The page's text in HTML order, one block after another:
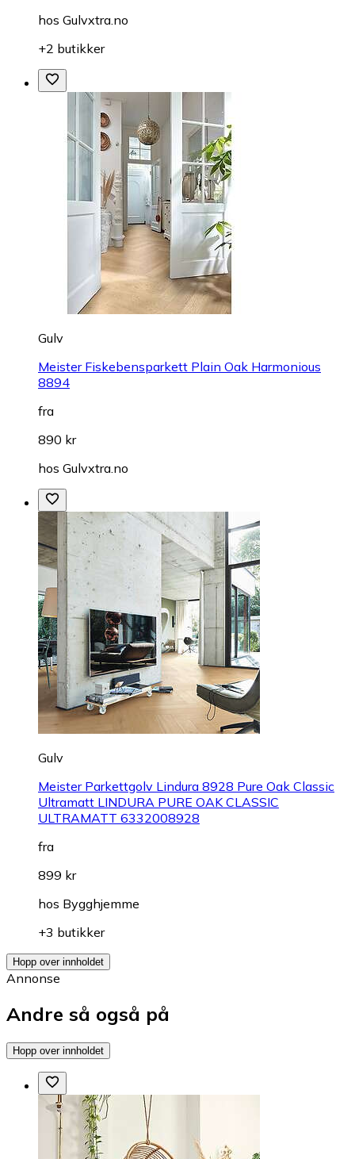
hos Gulvxtra.no
+2 butikker
Gulv
Meister Fiskebensparkett Plain Oak Harmonious
8894
fra
890 kr
hos Gulvxtra.no
Gulv
Meister Parkettgolv Lindura 8928 Pure Oak Classic
Ultramatt LINDURA PURE OAK CLASSIC
ULTRAMATT 6332008928
fra
899 kr
hos Bygghjemme
+3 butikker
Hopp over innholdet
Annonse
Andre så også på
Hopp over innholdet